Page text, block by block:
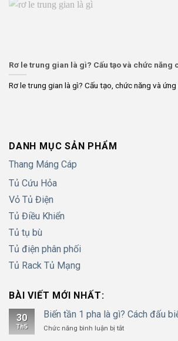
Rơ le trung gian là gì? Cấu tạo và chức năng
Rơ le trung gian là gì? Cấu tạo, chức năng và ứng
DANH MỤC SẢN PHẨM
Thang Máng Cáp
Tủ Cứu Hỏa
Vỏ Tủ Điện
Tủ Điều Khiển
Tủ tụ bù
Tủ điện phân phối
Tủ Rack Tủ Mạng
BÀI VIẾT MỚI NHẤT:
30
Th5
Biến tần 1 pha là gì? Cách đấu
Chức năng bình luận bị tắtở